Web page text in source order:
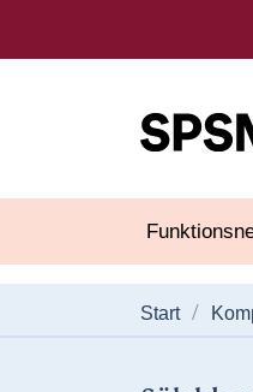
Start